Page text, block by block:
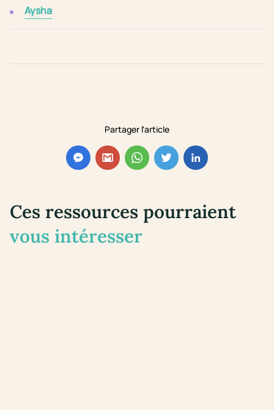
Partager l'article
Aysha
Ces ressources pourraient
vous intéresser